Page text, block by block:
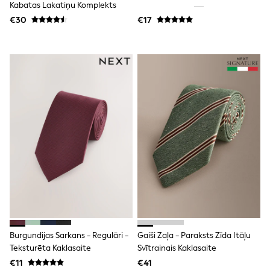
Shorts
Skirts
Tops & T-Shirts
All Accessories
Beach Bags
Beach Towels
Birkenstock
Havaianas
Pour Moi
GIRLS
New In
New in from Next
New In
Kabatas Lakatiņu Komplekts
€30
€17
Burgundijas Sarkans - Regulāri -
Teksturēta Kaklasaite
€11
Gaiši Zaļa - Paraksts Zīda Itāļu
Svītrainais Kaklasaite
€41